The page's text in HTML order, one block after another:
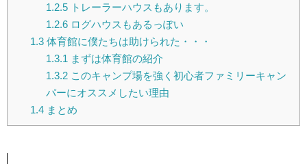
1.2.5トレーラーハウスもあります。
1.2.6ログハウスもあるっぽい
1.3体育館に僕たちは助けられた・・・
1.3.1 まずは体育館の紹介
1.3.2このキャンプ場を強く初心者ファミリーキャン
パーにオススメしたい理由
1.4まとめ